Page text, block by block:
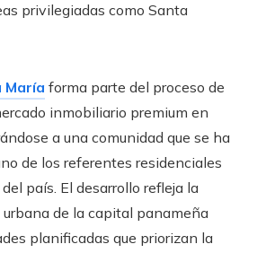
privilegiadas como Santa
María forma parte del proceso de
inmobiliario premium en
a una comunidad que se ha
de los referentes residenciales
país. El desarrollo refleja la
de la capital panameña
planificadas que priorizan la